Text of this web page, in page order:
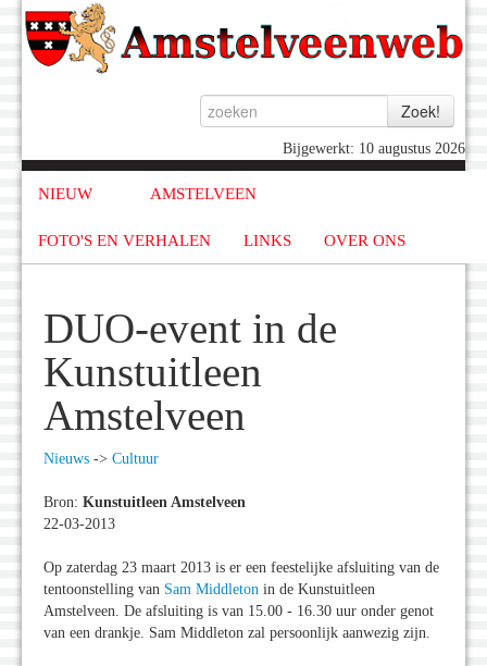
Bijgewerkt: 10 augustus 2026
NIEUW AMSTELVEEN
FOTO'S EN VERHALEN LINKS OVER ONS
DUO-event in de
Kunstuitleen
Amstelveen
Nieuws -> Cultuur
Bron: Kunstuitleen Amstelveen
22-03-2013
Op zaterdag 23 maart 2013 is er een feestelijke afsluiting van de
tentoonstelling van Sam Middleton in de Kunstuitleen
Amstelveen. De afsluiting is van 15.00 - 16.30 uur onder genot
van een drankje. Sam Middleton zal persoonlijk aanwezig zijn.